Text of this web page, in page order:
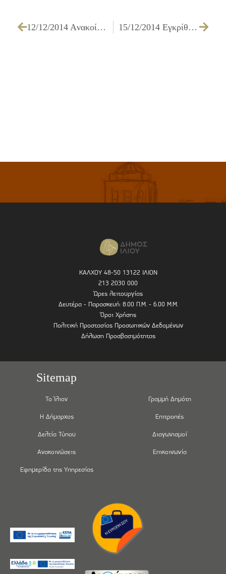
12/12/2014 Aνακοίνωση 70128/11-12-14 για σύμβασης εργασίας (30) πτυχιούχων φυσικής αγωγής 15/12/2014 Εγκρίθηκε ο προϋπολογισμός του Δήμου Ιλίου για το 2015
ΚΑΛΧΟΥ 48-50 13122 ΙΛΙΟΝ
213 2030 000
Ώρες λειτουργίας
Δευτέρα - Παρασκευή: 8.00 Π.Μ. - 6.00 Μ.Μ.
Όροι Χρήσης
Πολιτική Προστασίας Προσωπικών Δεδομένων
Δήλωση Προσβασιμότητας
Sitemap
Το Ίλιον
Η Δήμαρχος
Δελτία Τύπου
Ανακοινώσεις
Εφημερίδα της Υπηρεσίας
Γραμμή Δημότη
Επιτροπές
Διαγωνισμοί
Επικοινωνία